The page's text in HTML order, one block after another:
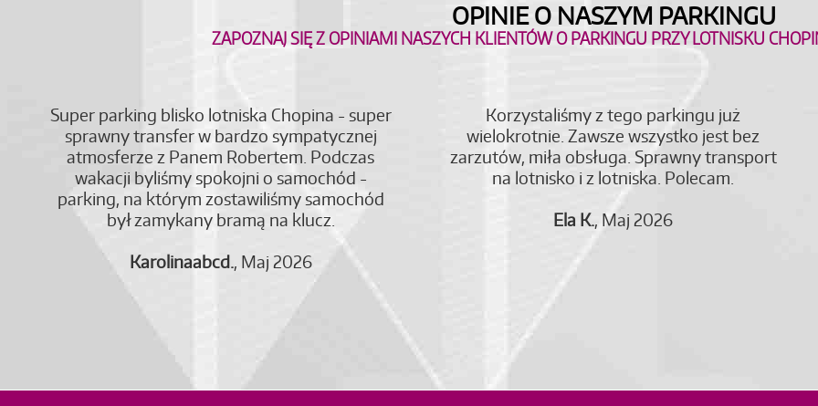
OPINIE O NASZYM PARKINGU
ZAPOZNAJ SIĘ Z OPINIAMI NASZYCH KLIENTÓW O PARKINGU PRZY LOTNISKU
Super parking blisko lotniska Chopina - super
sprawny transfer w bardzo sympatycznej
atmosferze z Panem Robertem. Podczas
wakacji byliśmy spokojni o samochód -
parking, na którym zostawiliśmy samochód
był zamykany bramą na klucz.
Karolinaabcd., Maj 2026
Korzystaliśmy z tego parkingu już
wielokrotnie. Zawsze wszystko jest bez
zarzutów, miła obsługa. Sprawny transport
na lotnisko i z lotniska. Polecam.
Ela K., Maj 2026